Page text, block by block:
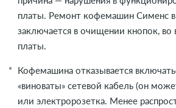
платы. Ремонт кофемашин Сименс в
заключается в очищении кнопок,
платы.
Кофемашина отказывается
«виноваты» сетевой кабель (он
или электророзетка. Менее